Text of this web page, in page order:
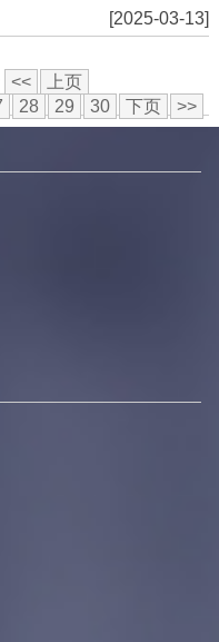
[2025-03-13]
<<
上页
28 29 30 下页 >>